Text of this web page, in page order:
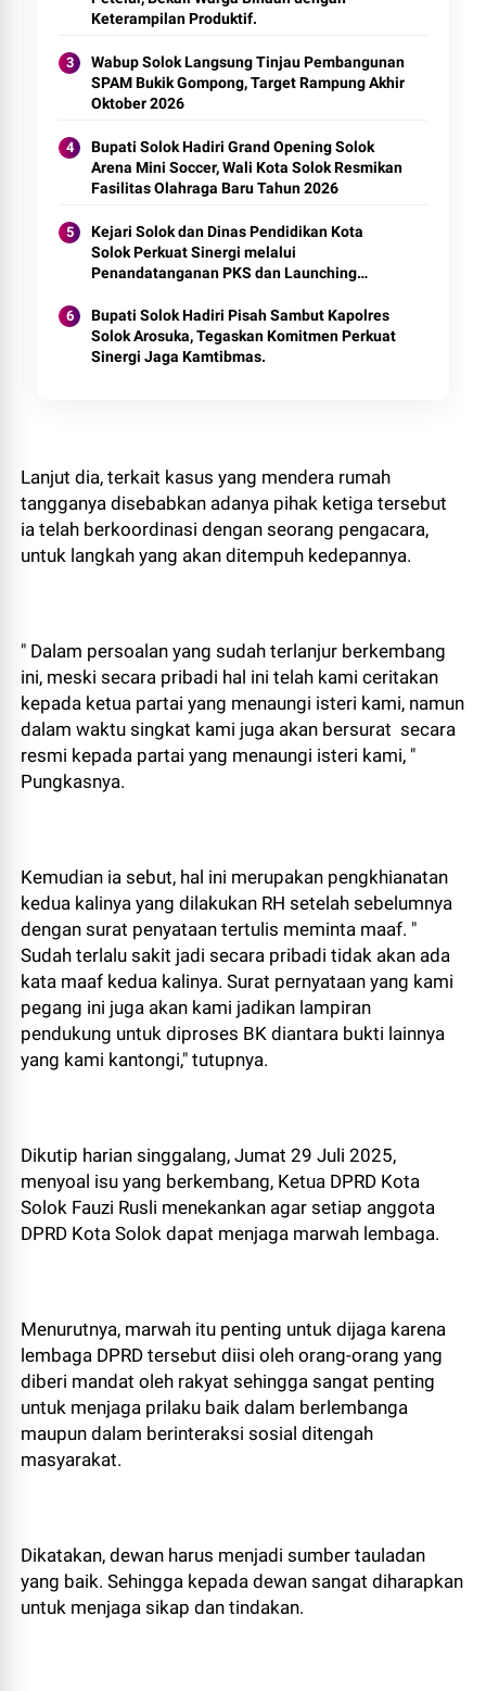
Keterampilan Produktif.
Wabup Solok Langsung Tinjau Pembangunan
SPAM Bukik Gompong, Target Rampung Akhir
Oktober 2026
Bupati Solok Hadiri Grand Opening Solok
Arena Mini Soccer, Wali Kota Solok Resmikan
Fasilitas Olahraga Baru Tahun 2026
Kejari Solok dan Dinas Pendidikan Kota
Solok Perkuat Sinergi melalui
Penandatanganan PKS dan Launching
Bupati Solok Hadiri Pisah Sambut Kapolres
Solok Arosuka, Tegaskan Komitmen Perkuat
Sinergi Jaga Kamtibmas.
Lanjut dia, terkait kasus yang mendera rumah
tangganya disebabkan adanya pihak ketiga tersebut
ia telah berkoordinasi dengan seorang pengacara,
untuk langkah yang akan ditempuh kedepannya.
" Dalam persoalan yang sudah terlanjur berkembang
ini, meski secara pribadi hal ini telah kami ceritakan
kepada ketua partai yang menaungi isteri kami, namun
dalam waktu singkat kami juga akan bersurat secara
resmi kepada partai yang menaungi isteri kami, "
Pungkasnya.
Kemudian ia sebut, hal ini merupakan pengkhianatan
kedua kalinya yang dilakukan RH setelah sebelumnya
dengan surat penyataan tertulis meminta maaf. "
Sudah terlalu sakit jadi secara pribadi tidak akan ada
kata maaf kedua kalinya. Surat pernyataan yang kami
pegang ini juga akan kami jadikan lampiran
pendukung untuk diproses BK diantara bukti lainnya
yang kami kantongi," tutupnya.
Dikutip harian singgalang, Jumat 29 Juli 2025,
menyoal isu yang berkembang, Ketua DPRD Kota
Solok Fauzi Rusli menekankan agar setiap anggota
DPRD Kota Solok dapat menjaga marwah lembaga.
Menurutnya, marwah itu penting untuk dijaga karena
lembaga DPRD tersebut diisi oleh orang-orang yang
diberi mandat oleh rakyat sehingga sangat penting
untuk menjaga prilaku baik dalam berlembanga
maupun dalam berinteraksi sosial ditengah
masyarakat.
Dikatakan, dewan harus menjadi sumber tauladan
yang baik. Sehingga kepada dewan sangat diharapkan
untuk menjaga sikap dan tindakan.